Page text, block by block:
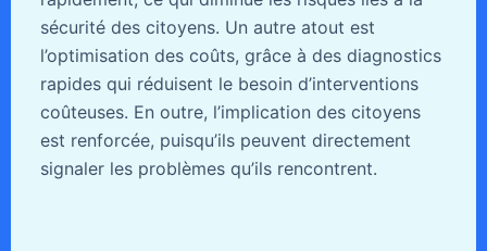
sécurité des citoyens. Un autre atout est
l’optimisation des coûts, grâce à des diagnostics
rapides qui réduisent le besoin d’interventions
coûteuses. En outre, l’implication des citoyens
est renforcée, puisqu’ils peuvent directement
signaler les problèmes qu’ils rencontrent.